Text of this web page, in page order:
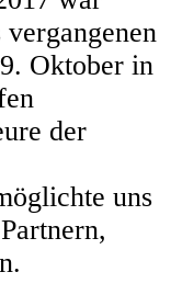
Oktober in
der
uns